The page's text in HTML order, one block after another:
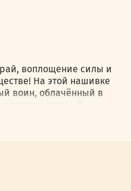
воплощение силы и
На этой нашивке
воин, облачённый в
готовый к
кота — серьёзный и
восходящее
более внушительно.
для тех, кто любит